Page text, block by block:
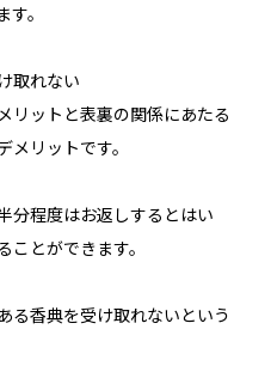
。
取れない
リットと表裏の関係にあたる
メリットです。
分程度はお返しするとはい
ことができます。
る香典を受け取れないという